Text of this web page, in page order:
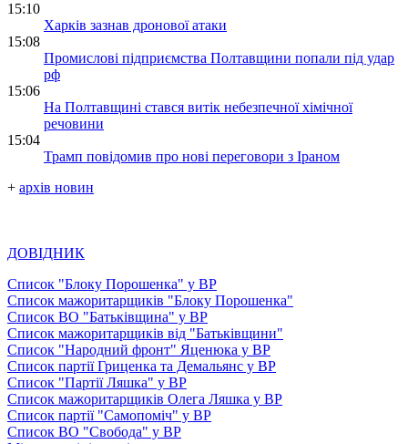
15:10
Харків зазнав дронової атаки
15:08
Промислові підприємства Полтавщини попали під удар
рф
15:06
На Полтавщині стався витік небезпечної хімічної
речовини
15:04
Трамп повідомив про нові переговори з Іраном
+ архів новин
ДОВІДНИК
Список "Блоку Порошенка" у ВР
Список мажоритарщиків "Блоку Порошенка"
Список ВО "Батьківщина" у ВР
Список мажоритарщиків від "Батьківщини"
Список "Народний фронт" Яценюка у ВР
Список партії Гриценка та Демальянс у ВР
Список "Партії Ляшка" у ВР
Список мажоритарщиків Олега Ляшка у ВР
Список партії "Самопоміч" у ВР
Список ВО "Свобода" у ВР